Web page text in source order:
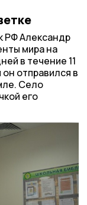
РФ Александр
мира на
в течение 11
отправился в
Село
его